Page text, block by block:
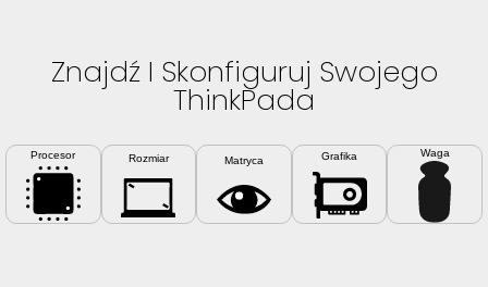
Znajdź I Skonfiguruj Swojego
ThinkPada
Procesor Rozmiar Matryca Grafika Waga